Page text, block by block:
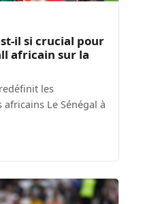
il si crucial pour
africain sur la
les
Le Sénégal à